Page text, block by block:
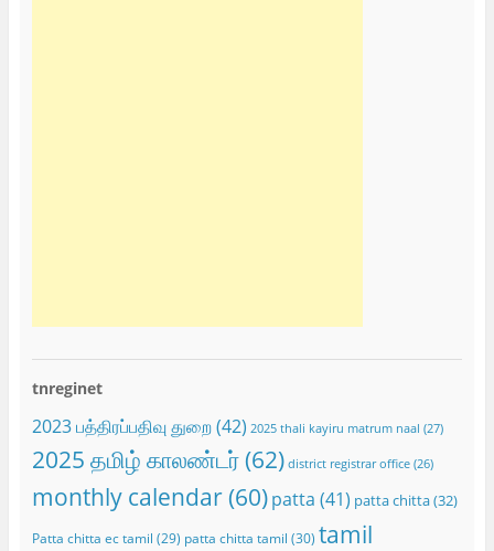
tnreginet
2023 பத்திரப்பதிவு துறை(42) 2025 thali kayiru matrum naal (27)
2025 தமிழ் காலண்டர்(62) district registrar office(26)
monthly calendar(60) patta (41) patta chitta(32)
Patta chitta ec tamil (29) patta chitta tamil (30) tamil